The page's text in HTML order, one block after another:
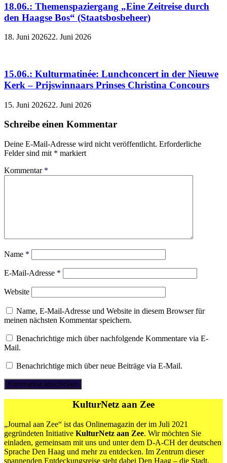
18.06.: Themenspaziergang „Eine Zeitreise durch
den Haagse Bos“ (Staatsbosbeheer)
18. Juni 202622. Juni 2026
15.06.: Kulturmatinée: Lunchconcert in der Nieuwe
Kerk – Prijswinnaars Prinses Christina Concours
15. Juni 202622. Juni 2026
Schreibe einen Kommentar
Deine E-Mail-Adresse wird nicht veröffentlicht. Erforderliche
Felder sind mit * markiert
Kommentar *
Name *
E-Mail-Adresse *
Website
Name, E-Mail-Adresse und Website in diesem Browser für
meinen nächsten Kommentar speichern.
Benachrichtige mich über nachfolgende Kommentare via E-
Mail.
Benachrichtige mich über neue Beiträge via E-Mail.
KulturNetz aan Zee
„Journal aan Zee“ ist das Onlinemagazin der im Juli 2021
gegründeten Initiative KulturNetz aan Zee. Wir möchten Sie
einladen, gemeinsam mit uns und unter dem D-A-CH der deutschen
Sprache Den Haag und mehr zu entdecken. Im Zentrum dieser
spannenden Entdeckungsreise steht dabei Den Haag – die Stadt,